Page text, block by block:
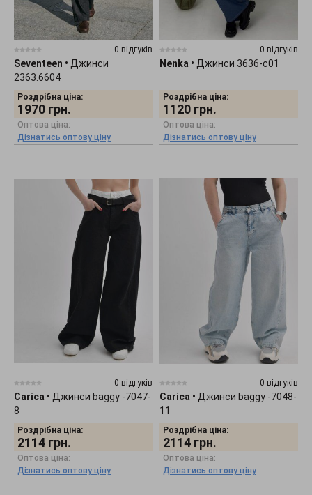
0 відгуків
Seventeen • Джинси
2363.6604
Роздрібна ціна:
1970 грн.
Оптова ціна:
Дізнатись оптову ціну
0 відгуків
Nenka • Джинси 3636-c01
Роздрібна ціна:
1120 грн.
Оптова ціна:
Дізнатись оптову ціну
0 відгуків
Carica • Джинси baggy -7047-
8
Роздрібна ціна:
2114 грн.
Оптова ціна:
Дізнатись оптову ціну
0 відгуків
Carica • Джинси baggy -7048-
11
Роздрібна ціна:
2114 грн.
Оптова ціна:
Дізнатись оптову ціну